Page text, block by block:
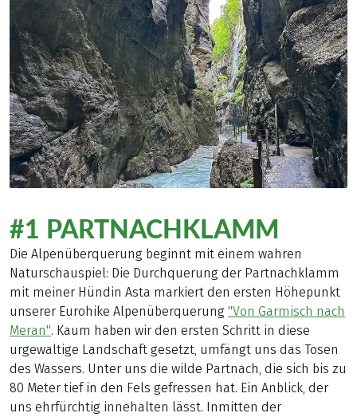
#1 PARTNACHKLAMM
Die Alpenüberquerung beginnt mit einem wahren
Naturschauspiel: Die Durchquerung der Partnachklamm
mit meiner Hündin Asta markiert den ersten Höhepunkt
unserer Eurohike Alpenüberquerung "Von Garmisch nach
Meran". Kaum haben wir den ersten Schritt in diese
urgewaltige Landschaft gesetzt, umfängt uns das Tosen
des Wassers. Unter uns die wilde Partnach, die sich bis zu
80 Meter tief in den Fels gefressen hat. Ein Anblick, der
uns ehrfürchtig innehalten lässt. Inmitten der